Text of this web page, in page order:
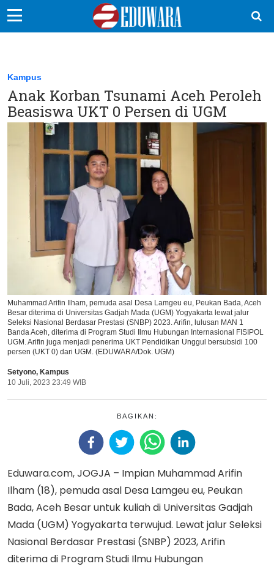
Sekolah Kita
Vokasi
Kampus
Ikuti Kami di:
Kampus
Anak Korban Tsunami Aceh Peroleh
Beasiswa UKT 0 Persen di UGM
Muhammad Arifin Ilham, pemuda asal Desa Lamgeu eu, Peukan Bada, Aceh
Besar diterima di Universitas Gadjah Mada (UGM) Yogyakarta lewat jalur
Seleksi Nasional Berdasar Prestasi (SNBP) 2023. Arifin, lulusan MAN 1
Banda Aceh, diterima di Program Studi Ilmu Hubungan Internasional FISIPOL
UGM. Arifin juga menjadi penerima UKT Pendidikan Unggul bersubsidi 100
persen (UKT 0) dari UGM. (EDUWARA/Dok. UGM)
Setyono, Kampus
10 Juli, 2023 23:49 WIB
BAGIKAN:
Eduwara.com, JOGJA – Impian Muhammad Arifin
Ilham (18), pemuda asal Desa Lamgeu eu, Peukan
Bada, Aceh Besar untuk kuliah di Universitas Gadjah
Mada (UGM) Yogyakarta terwujud. Lewat jalur Seleksi
Nasional Berdasar Prestasi (SNBP) 2023, Arifin
diterima di Program Studi Ilmu Hubungan